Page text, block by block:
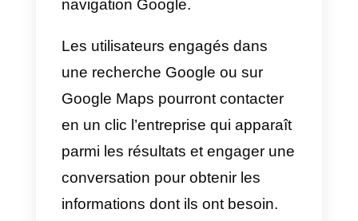
site web, le numéro de
la localisation et la zone de
couverture du service;
2) Interagir avec les clients:
la page Google My Business,